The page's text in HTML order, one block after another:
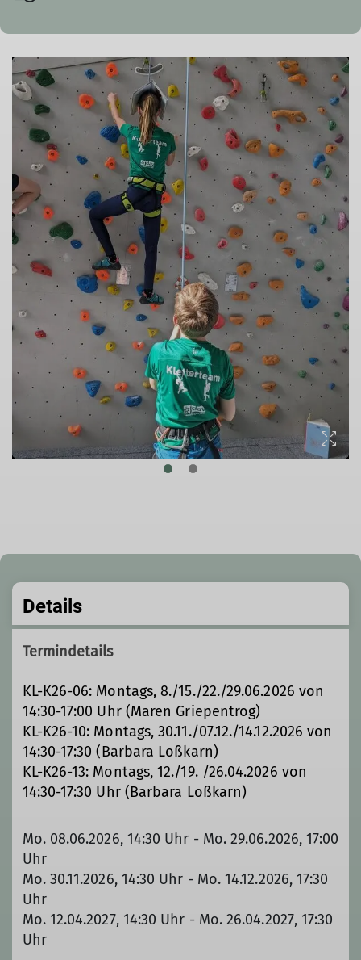
Details
Termindetails
KL-K26-06: Montags, 8./15./22./29.06.2026 von
14:30-17:00 Uhr (Maren Griepentrog)
KL-K26-10: Montags, 30.11./07.12./14.12.2026 von
14:30-17:30 (Barbara Loßkarn)
KL-K26-13: Montags, 12./19. /26.04.2026 von
14:30-17:30 Uhr (Barbara Loßkarn)
Mo. 08.06.2026, 14:30 Uhr - Mo. 29.06.2026, 17:00
Uhr
Mo. 30.11.2026, 14:30 Uhr - Mo. 14.12.2026, 17:30
Uhr
Mo. 12.04.2027, 14:30 Uhr - Mo. 26.04.2027, 17:30
Uhr